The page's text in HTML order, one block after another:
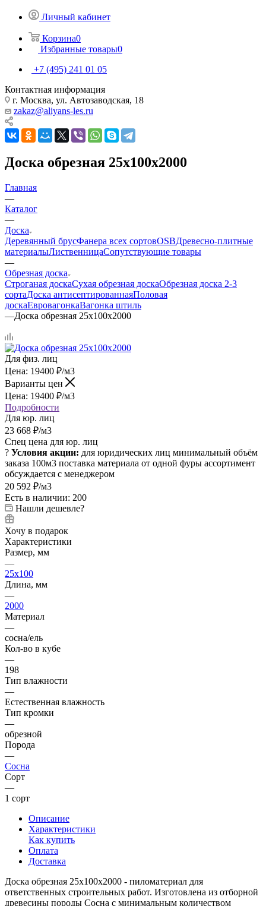
Личный кабинет
Корзина0
Избранные товары0
+7 (495) 241 01 05
Контактная информация
г. Москва, ул. Автозаводская, 18
zakaz@aliyans-les.ru
Доска обрезная 25х100х2000
Главная
—
Каталог
—
Доска
Деревянный брусФанера всех сортовOSBДревесно-плитные
материалыЛиственницаСопутствующие товары
—
Обрезная доска
Строганая доскаСухая обрезная доскаОбрезная доска 2-3
сортаДоска антисептированнаяПоловая
доскаЕвровагонкаВагонка штиль
—Доска обрезная 25х100х2000
Для физ. лиц
Цена: 19400 ₽/м3
Варианты цен
Цена: 19400 ₽/м3
Подробности
Для юр. лиц
23 668 ₽/м3
Спец цена для юр. лиц
? Условия акции: для юридических лиц минимальный объём
заказа 100м3 поставка материала от одной фуры ассортимент
обсуждается с менеджером
20 592 ₽/м3
Есть в наличии: 200
Нашли дешевле?
Хочу в подарок
Характеристики
Размер, мм
—
25x100
Длина, мм
—
2000
Материал
—
сосна/ель
Кол-во в кубе
—
198
Тип влажности
—
Естественная влажность
Тип кромки
—
обрезной
Порода
—
Сосна
Сорт
—
1 сорт
Описание
Характеристики
Как купить
Оплата
Доставка
Доска обрезная 25х100х2000 - пиломатериал для
ответственных строительных работ. Изготовлена из отборной
древесины породы Сосна с минимальным количеством